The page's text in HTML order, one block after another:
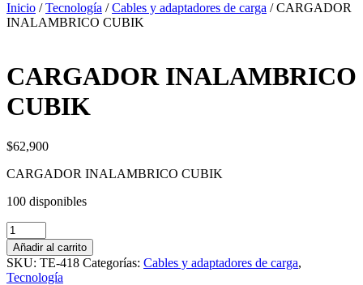
Inicio /Tecnología /Cables y adaptadores de carga / CARGADOR
INALAMBRICO CUBIK
CARGADOR INALAMBRICO
CUBIK
$62,900
CARGADOR INALAMBRICO CUBIK
100 disponibles
CARGADOR
INALAMBRICO
CUBIK
cantidad
Añadir al carrito
SKU: TE-418 Categorías: Cables y adaptadores de carga,
Tecnología